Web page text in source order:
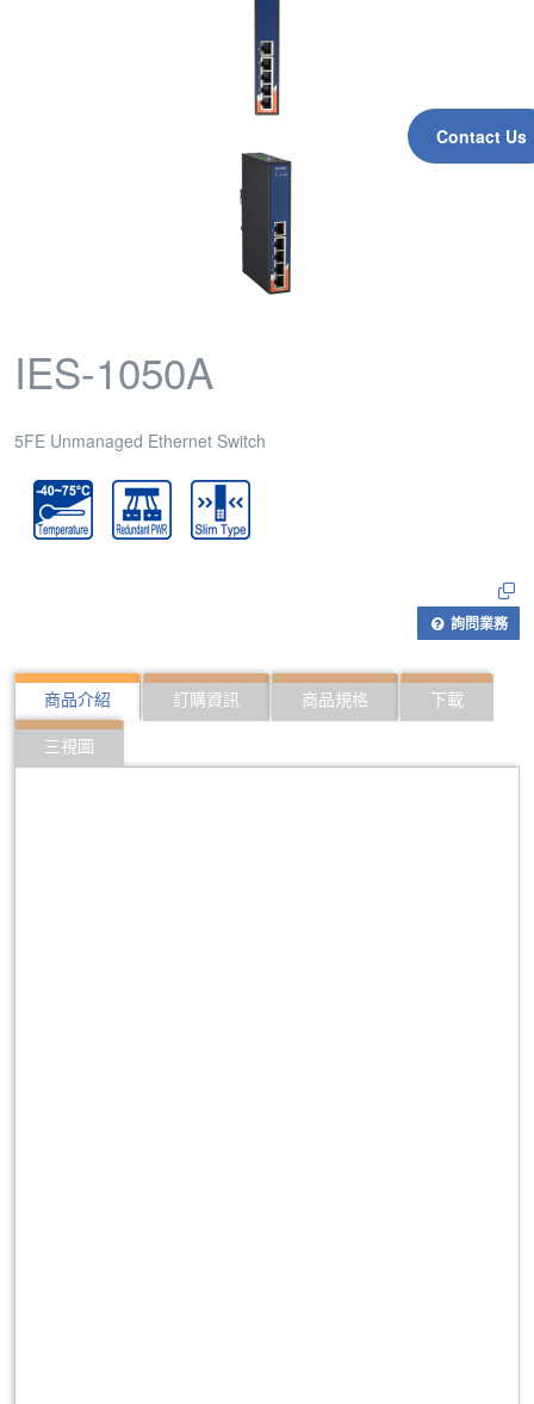
Contact Us
IES-1050A
5FE Unmanaged Ethernet Switch
詢問業務
商品介紹 訂購資訊 商品規格
下載
三視圖